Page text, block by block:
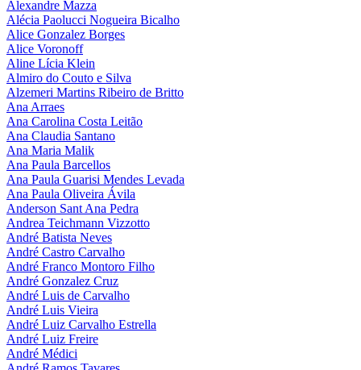
Alexandre Mazza
Alécia Paolucci Nogueira Bicalho
Alice Gonzalez Borges
Alice Voronoff
Aline Lícia Klein
Almiro do Couto e Silva
Alzemeri Martins Ribeiro de Britto
Ana Arraes
Ana Carolina Costa Leitão
Ana Claudia Santano
Ana Maria Malik
Ana Paula Barcellos
Ana Paula Guarisi Mendes Levada
Ana Paula Oliveira Ávila
Anderson Sant Ana Pedra
Andrea Teichmann Vizzotto
André Batista Neves
André Castro Carvalho
André Franco Montoro Filho
André Gonzalez Cruz
André Luis de Carvalho
André Luis Vieira
André Luiz Carvalho Estrella
André Luiz Freire
André Médici